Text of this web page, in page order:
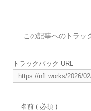
この記事へのトラッ
トラックバック URL
名前 ( 必須 )